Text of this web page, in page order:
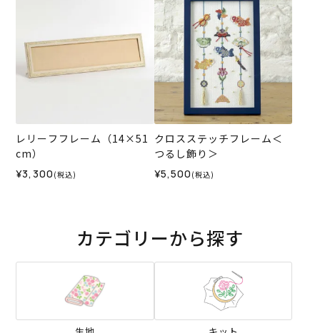
レリーフフレーム（14×51
cm）
¥3,300 (税込)
クロスステッチフレーム＜
つるし飾り＞
¥5,500 (税込)
カテゴリーから探す